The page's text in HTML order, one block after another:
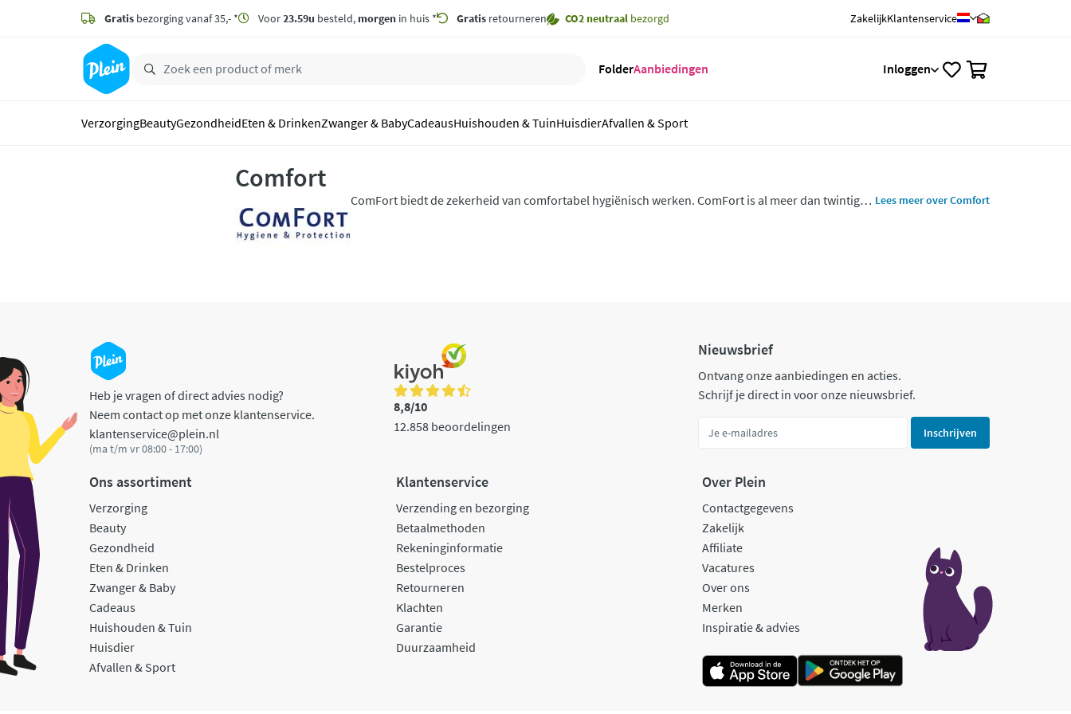
zoeken
hoofdinhoud
Gratis bezorging vanaf 35,- * Voor23.59u besteld, morgen in huis * Gratis retourneren CO2 neutraal bezorgd ZakelijkKlantenservice
FolderAanbiedingen Inloggen
VerzorgingBeautyGezondheidEten & DrinkenZwanger & BabyCadeausHuishouden & TuinHuisdierAfvallen & Sport
Comfort
ComFort biedt de zekerheid van comfortabel hygiënisch werken. ComFort is al meer dan twintig
beschermingsmiddelen, waaronder latex handschoenen.
Lees meer over Comfort
Heb je vragen of direct advies nodig?
Neem contact op met onze klantenservice.
klantenservice@plein.nl
(ma t/m vr 08:00 - 17:00)
8,8/10
12.858 beoordelingen
Nieuwsbrief
Ontvang onze aanbiedingen en acties.
Schrijf je direct in voor onze nieuwsbrief.
Inschrijven
Ons assortiment
Verzorging
Beauty
Gezondheid
Eten & Drinken
Zwanger & Baby
Cadeaus
Huishouden & Tuin
Huisdier
Afvallen & Sport
Klantenservice
Verzending en bezorging
Betaalmethoden
Rekeninginformatie
Bestelproces
Retourneren
Klachten
Garantie
Duurzaamheid
Over Plein
Contactgegevens
Zakelijk
Affiliate
Vacatures
Over ons
Merken
Inspiratie & advies